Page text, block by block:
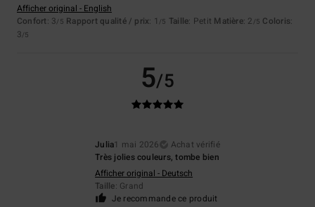
Afficher original - English
Confort: 3/5 Rapport qualité / prix: 1 /5 Taille: Petit Matière: 2 /5 Coloris:
3/5
5/5
Julia1 mai 2026
Achat vérifié
Très jolies couleurs, tombe bien
Afficher original - Deutsch
Taille: Grand
Je recommande ce produit